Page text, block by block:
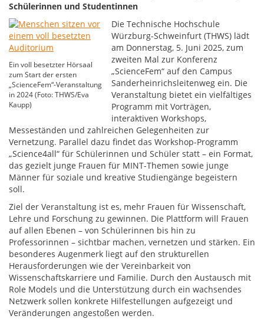
Schülerinnen und Studentinnen
Ein voll besetzter Hörsaal
zum Start der ersten
„ScienceFem“-Veranstaltung
in 2024 (Foto: THWS/Eva
Kaupp)
Die Technische Hochschule
Würzburg-Schweinfurt (THWS) lädt
am Donnerstag, 5. Juni 2025, zum
zweiten Mal zur Konferenz
„ScienceFem“ auf den Campus
Sanderheinrichsleitenweg ein. Die
Veranstaltung bietet ein vielfältiges
Programm mit Vorträgen,
interaktiven Workshops,
Messeständen und zahlreichen Gelegenheiten zur
Vernetzung. Parallel dazu findet das Workshop-Programm
„Science4all“ für Schülerinnen und Schüler statt – ein Format,
das gezielt junge Frauen für MINT-Themen sowie junge
Männer für soziale und kreative Studiengänge begeistern
soll.
Ziel der Veranstaltung ist es, mehr Frauen für Wissenschaft,
Lehre und Forschung zu gewinnen. Die Plattform will Frauen
auf allen Ebenen – von Schülerinnen bis hin zu
Professorinnen – sichtbar machen, vernetzen und stärken. Ein
besonderes Augenmerk liegt auf den strukturellen
Herausforderungen wie der Vereinbarkeit von
Wissenschaftskarriere und Familie. Durch den Austausch mit
Role Models und die Unterstützung durch ein wachsendes
Netzwerk sollen konkrete Hilfestellungen aufgezeigt und
Veränderungen angestoßen werden.